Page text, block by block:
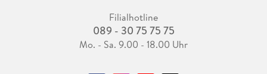
Filialhotline
089 - 30 75 75 75
Mo. - Sa. 9.00 - 18.00 Uhr